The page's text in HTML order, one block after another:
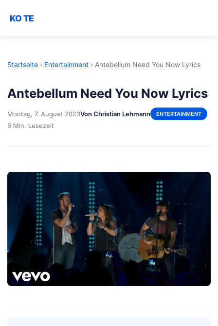
KO TE
Startseite › Entertainment › Antebellum Need You Now Lyrics
Antebellum Need You Now Lyrics
Montag, 7. August 2023Von Christian Lehmann ENTERTAINMENT
6 Min. Lesezeit